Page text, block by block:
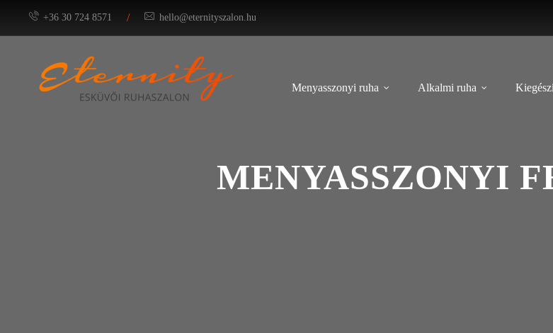
+36 30 724 8571 / hello@eternityszalon.hu
Menyasszonyi ruha Alkalmi ruha
MENYASSZONYI